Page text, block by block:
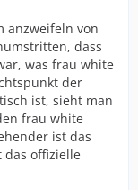
anzweifeln von
dass
was frau white
der
ist, sieht man
frau white
ist das
das offizielle